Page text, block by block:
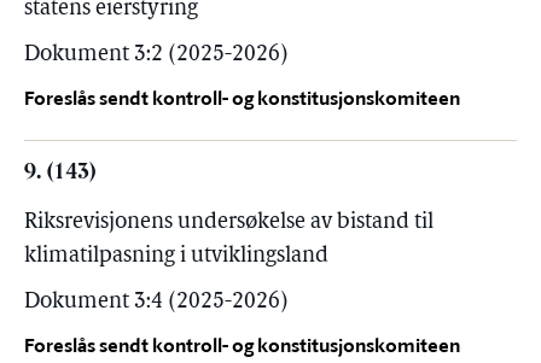
statens eierstyring
Dokument 3:2 (2025-2026)
Foreslås sendt kontroll- og konstitusjonskomiteen
9. (143)
Riksrevisjonens undersøkelse av bistand til
klimatilpasning i utviklingsland
Dokument 3:4 (2025-2026)
Foreslås sendt kontroll- og konstitusjonskomiteen